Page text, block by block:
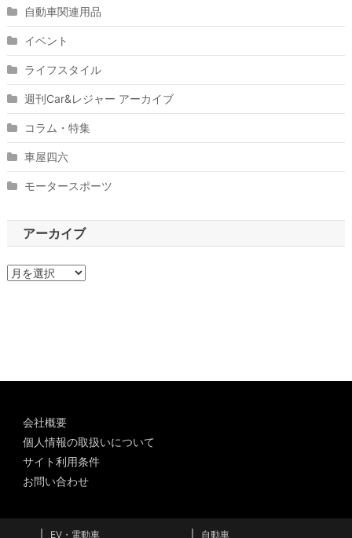
自動車関連用品
イベント
ライフスタイル
週刊Car&レジャー アーカイブ
コラム・特集
車屋四六
モータースポーツ
アーカイブ
ア
会社概要
個人情報の取扱いについて
サイト利用条件
お問い合わせ
EV・電動車 自動車